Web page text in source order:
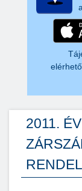
2011.